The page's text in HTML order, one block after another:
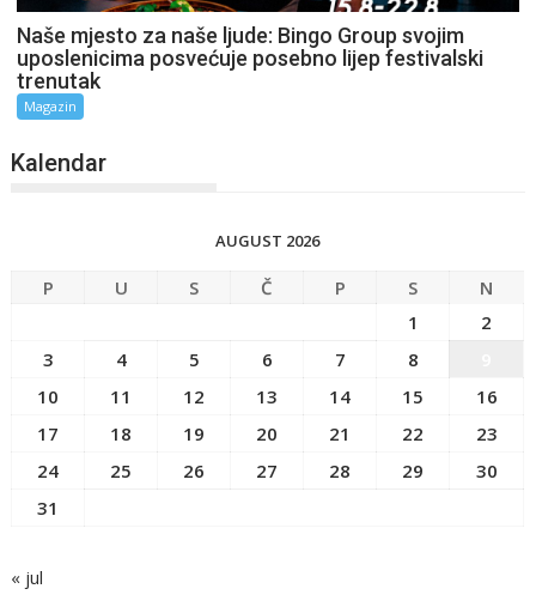
Naše mjesto za naše ljude: Bingo Group svojim
uposlenicima posvećuje posebno lijep festivalski
trenutak
Magazin
Kalendar
AUGUST 2026
P U S Č P S
N
1
2
3
4 5 6 7 8
10
11 12 13 14 15
16
17
18 19 20 21 22
23
24
25 26 27 28 29
30
31
« jul